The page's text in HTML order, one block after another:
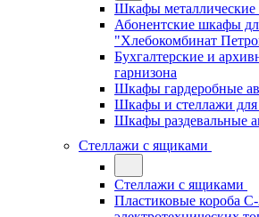
Шкафы металлические
Абонентские шкафы
"Хлебокомбинат
Бухгалтерские и
гарнизона
Шкафы гардеробные
Шкафы и стеллажи
Шкафы раздевальные
Стеллажи с ящиками
Стеллажи с ящиками
Пластиковые короба